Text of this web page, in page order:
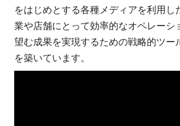
をはじめとする各種メディアを利用し
業や店舗にとって効率的なオペレーシ
望む成果を実現するための戦略的ツー
を築いています。